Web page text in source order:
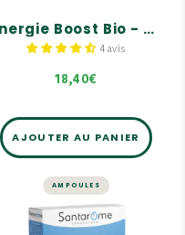
Énergie Boost Bio - 20 ampoules
4 avis
18,40€
AJOUTER AU PANIER
AMPOULES
STRESS ET MÉMOIRE